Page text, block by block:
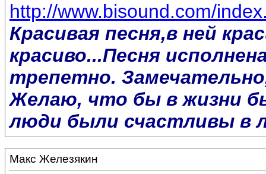
http://www.bisound.com/
Красивая песня,в ней
красиво...Песня
трепетно.
Желаю, что бы в жизни
люди были счастливы в
Макс Железякин